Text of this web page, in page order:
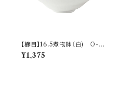
【櫛目】16.5煮物鉢（白) O-M
05501
¥1,375